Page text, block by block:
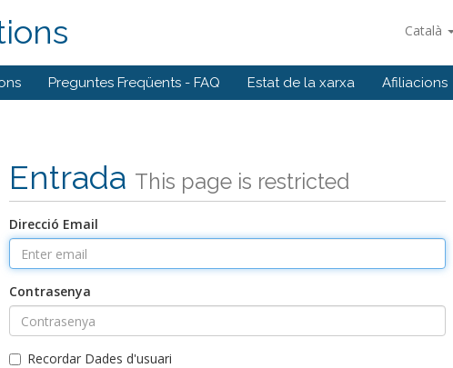
Català
Preguntes Freqüents - FAQ Estat de la xarxa Afiliacions
Entrada This page is restricted
Direcció Email
Contrasenya
Recordar Dades d'usuari